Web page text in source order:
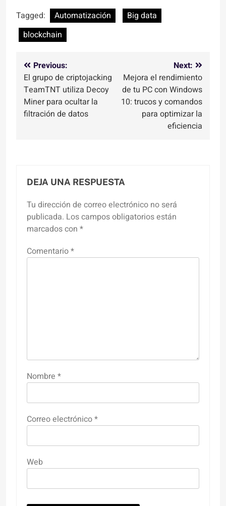
Tagged:
Automatización
Big data
blockchain
Navegación
de
entradas
Previous:
El grupo de criptojacking
TeamTNT utiliza Decoy
Miner para ocultar la
filtración de datos
Next:
Mejora el rendimiento
de tu PC con Windows
10: trucos y comandos
para optimizar la
eficiencia
DEJA UNA RESPUESTA
Tu dirección de correo electrónico no será
publicada. Los campos obligatorios están
marcados con *
Comentario*
Nombre *
Correo electrónico*
Web